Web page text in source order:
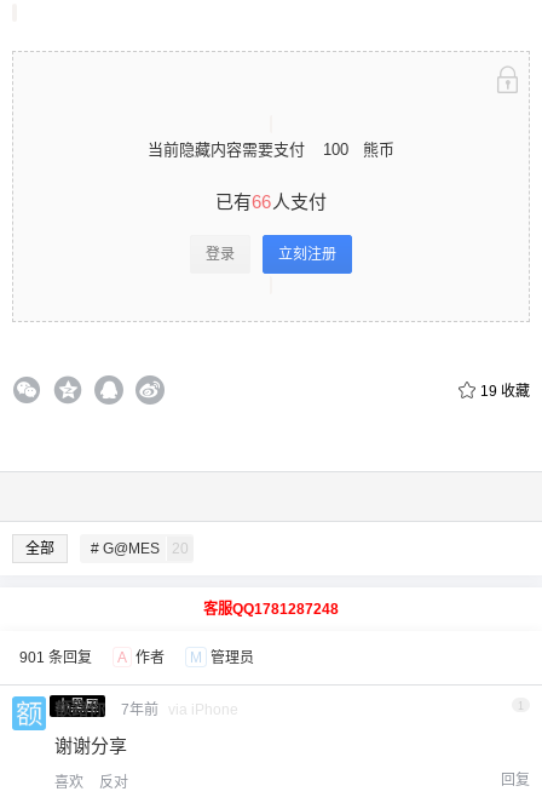
当前隐藏内容需要支付 100 熊币
已有66人支付
登录 立刻注册
19 收藏
全部 # G@MES 20
扫描二维码继续阅读
客服QQ1781287248
901 条回复 A 作者 M 管理员
小黑屋
额路你 7年前 via iPhone
谢谢分享
喜欢 反对 回复